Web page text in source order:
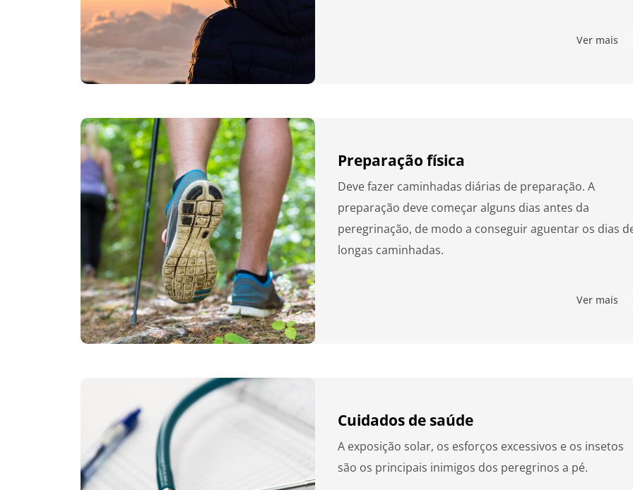
Ver mais
Preparação física
Deve fazer caminhadas diárias de preparação. A
preparação deve começar alguns dias antes da
peregrinação, de modo a conseguir aguentar os dias
longas caminhadas.
Ver mais
Cuidados de saúde
A exposição solar, os esforços excessivos e os insetos
são os principais inimigos dos peregrinos a pé.